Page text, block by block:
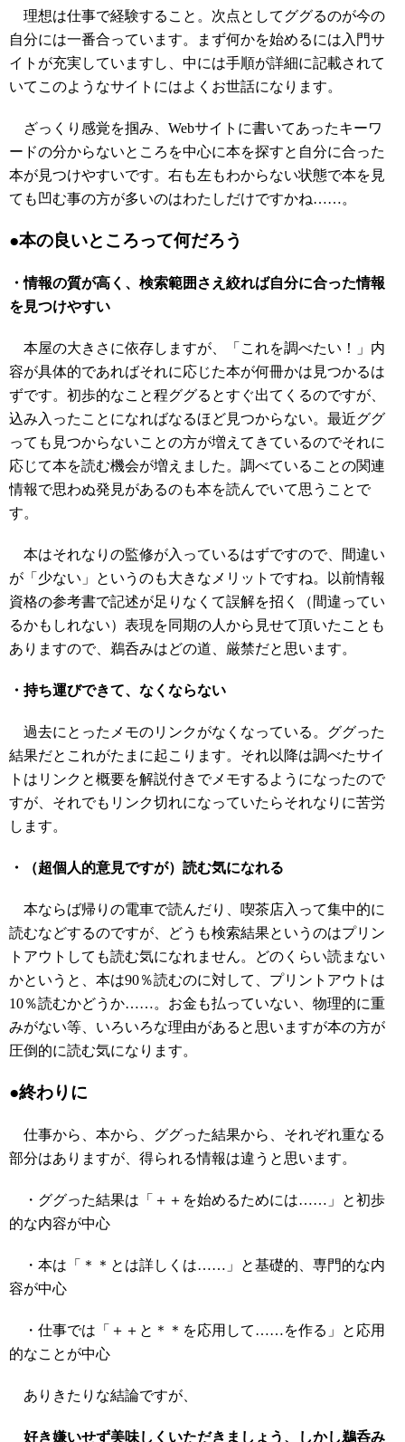
理想は仕事で経験すること。次点としてググるのが今の
自分には一番合っています。まず何かを始めるには入門サ
イトが充実していますし、中には手順が詳細に記載されて
いてこのようなサイトにはよくお世話になります。
ざっくり感覚を掴み、Webサイトに書いてあったキーワ
ードの分からないところを中心に本を探すと自分に合った
本が見つけやすいです。右も左もわからない状態で本を見
ても凹む事の方が多いのはわたしだけですかね……。
●本の良いところって何だろう
・情報の質が高く、検索範囲さえ絞れば自分に合った情報
を見つけやすい
本屋の大きさに依存しますが、「これを調べたい！」内
容が具体的であればそれに応じた本が何冊かは見つかるは
ずです。初歩的なこと程ググるとすぐ出てくるのですが、
込み入ったことになればなるほど見つからない。最近ググ
っても見つからないことの方が増えてきているのでそれに
応じて本を読む機会が増えました。調べていることの関連
情報で思わぬ発見があるのも本を読んでいて思うことで
す。
本はそれなりの監修が入っているはずですので、間違い
が「少ない」というのも大きなメリットですね。以前情報
資格の参考書で記述が足りなくて誤解を招く（間違ってい
るかもしれない）表現を同期の人から見せて頂いたことも
ありますので、鵜呑みはどの道、厳禁だと思います。
・持ち運びできて、なくならない
過去にとったメモのリンクがなくなっている。ググった
結果だとこれがたまに起こります。それ以降は調べたサイ
トはリンクと概要を解説付きでメモするようになったので
すが、それでもリンク切れになっていたらそれなりに苦労
します。
・（超個人的意見ですが）読む気になれる
本ならば帰りの電車で読んだり、喫茶店入って集中的に
読むなどするのですが、どうも検索結果というのはプリン
トアウトしても読む気になれません。どのくらい読まない
かというと、本は90％読むのに対して、プリントアウトは
10％読むかどうか……。お金も払っていない、物理的に重
みがない等、いろいろな理由があると思いますが本の方が
圧倒的に読む気になります。
●終わりに
仕事から、本から、ググった結果から、それぞれ重なる
部分はありますが、得られる情報は違うと思います。
・ググった結果は「＋＋を始めるためには……」と初歩
的な内容が中心
・本は「＊＊とは詳しくは……」と基礎的、専門的な内
容が中心
・仕事では「＋＋と＊＊を応用して……を作る」と応用
的なことが中心
ありきたりな結論ですが、
好き嫌いせず美味しくいただきましょう、しかし鵜呑み